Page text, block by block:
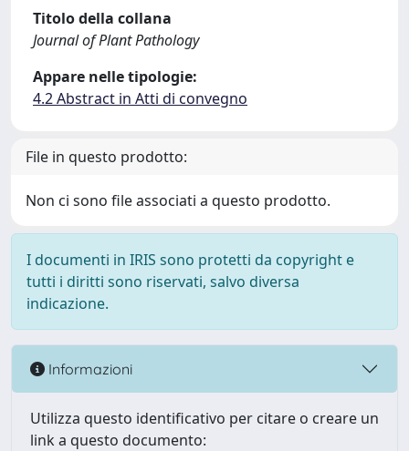
Titolo della collana
Journal of Plant Pathology
Appare nelle tipologie:
4.2 Abstract in Atti di convegno
File in questo prodotto:
Non ci sono file associati a questo prodotto.
I documenti in IRIS sono protetti da copyright e
tutti i diritti sono riservati, salvo diversa
indicazione.
Informazioni
Utilizza questo identificativo per citare o creare un
link a questo documento: